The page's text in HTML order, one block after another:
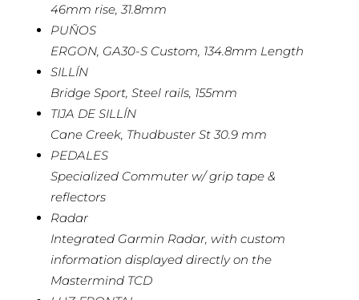
46mm rise, 31.8mm
PUÑOS
ERGON, GA30-S Custom, 134.8mm Length
SILLÍN
Bridge Sport, Steel rails, 155mm
TIJA DE SILLÍN
Cane Creek, Thudbuster St 30.9 mm
PEDALES
Specialized Commuter w/ grip tape &
reflectors
Radar
Integrated Garmin Radar, with custom
information displayed directly on the
Mastermind TCD